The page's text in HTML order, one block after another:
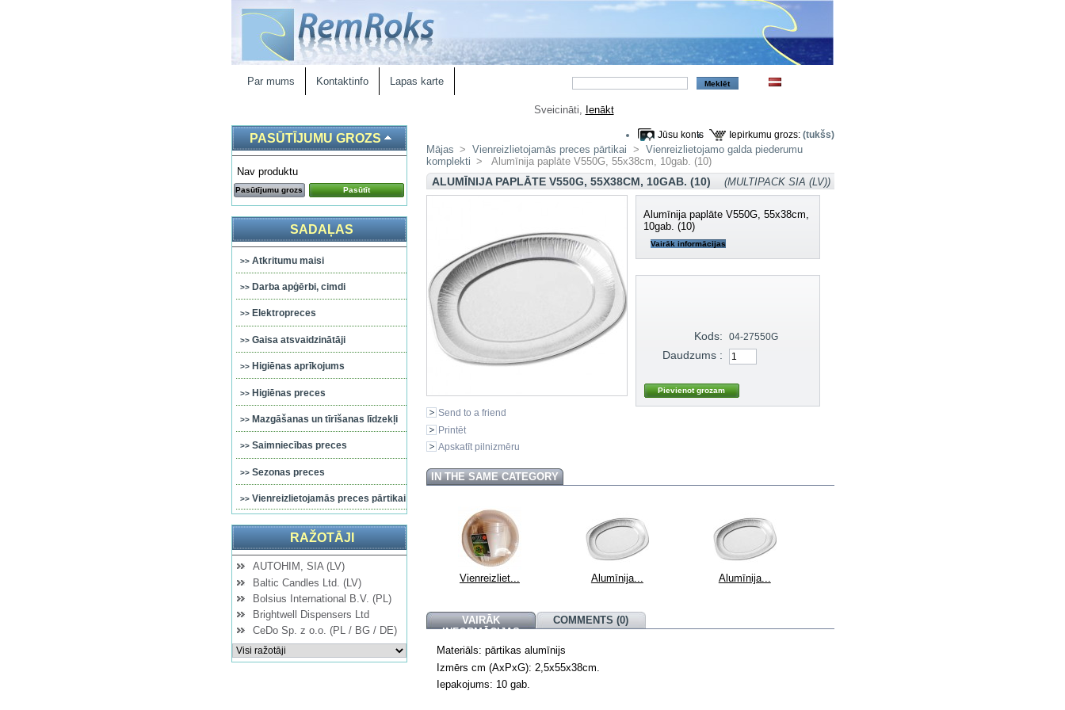
Par mums Kontaktinfo Lapas karte
Sveicināti, Ienākt
Iepirkumu grozs: (tukšs)
Jūsu konts
PASŪTĪJUMU GROZS
Nav produktu
Pasūtījumu grozs Pasūtīt
SADAĻAS
Atkritumu maisi
Darba apģērbi, cimdi
Elektropreces
Gaisa atsvaidzinātāji
Higiēnas aprīkojums
Higiēnas preces
Mazgāšanas un tīrīšanas līdzekļi
Saimniecības preces
Sezonas preces
Vienreizlietojamās preces pārtikai
RAŽOTĀJI
AUTOHIM, SIA (LV)
Baltic Candles Ltd. (LV)
Bolsius International B.V. (PL)
Brightwell Dispensers Ltd
CeDo Sp. z o.o. (PL / BG / DE)
Mājas > Vienreizlietojamās preces pārtikai > Vienreizlietojamo galda piederumu
komplekti > Alumīnija paplāte V550G, 55x38cm, 10gab. (10)
ALUMĪNIJA PAPLĀTE V550G, 55X38CM, 10GAB. (10) (MULTIPACK SIA (LV))
Send to a friend
Printēt
Apskatīt pilnizmēru
Alumīnija paplāte V550G, 55x38cm,
10gab. (10)
Vairāk informācijas
Kods: 04-27550G
Daudzums :
IN THE SAME CATEGORY
Vienreizliet... Alumīnija... Alumīnija...
VAIRĀK
INFORMĀCIJAS
COMMENTS (0)
Materiāls: pārtikas alumīnijs
Izmērs cm (AxPxG): 2,5x55x38cm.
Iepakojums: 10 gab.